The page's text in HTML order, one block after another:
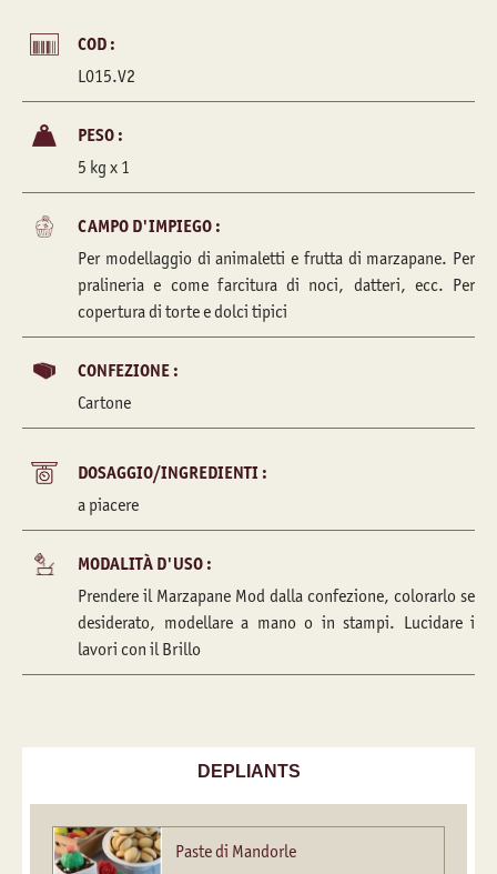
COD :
L015.V2
PESO :
5 kg x 1
CAMPO D'IMPIEGO :
Per modellaggio di animaletti e frutta di marzapane. Per
pralineria e come farcitura di noci, datteri, ecc. Per
copertura di torte e dolci tipici
CONFEZIONE :
Cartone
DOSAGGIO/INGREDIENTI :
a piacere
MODALITÀ D'USO :
Prendere il Marzapane Mod dalla confezione, colorarlo se
desiderato, modellare a mano o in stampi. Lucidare i
lavori con il Brillo
DEPLIANTS
Paste di Mandorle